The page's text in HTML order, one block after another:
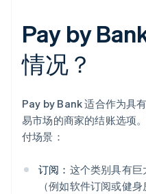
Pay by
情况？
Pay by Bank 适合作为具
易市场的商家的结账选项
付场景：
订阅： 这个类别具有
（例如软件订阅或健